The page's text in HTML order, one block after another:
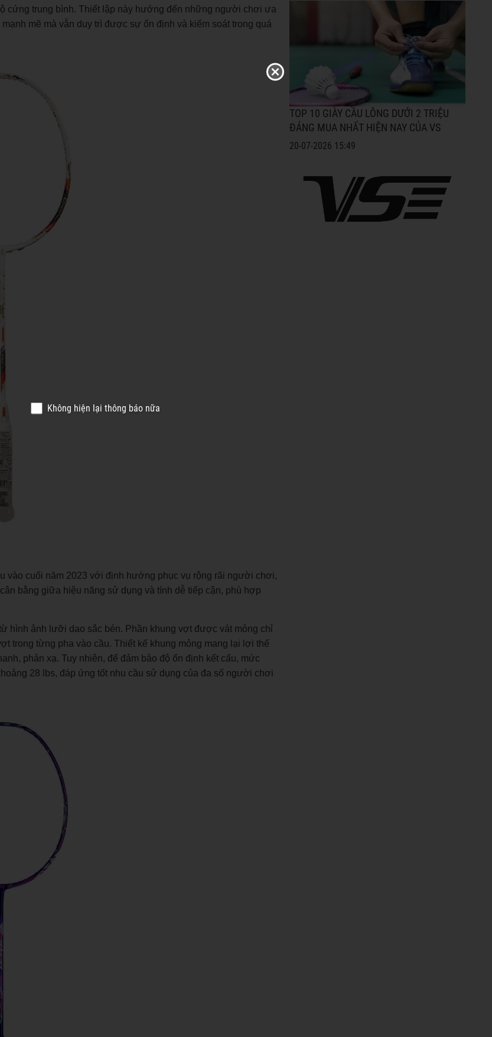
cứng trung bình. Thiết lập này hướng đến những người chơi ưa
mẽ mà vẫn duy trì được sự ổn định và kiểm soát trong quá
cuối năm 2023 với định hướng phục vụ rộng rãi người chơi,
bằng giữa hiệu năng sử dụng và tính dễ tiếp cận, phù hợp
hình ảnh lưỡi dao sắc bén. Phần khung vợt được vát mỏng chỉ
trong từng pha vào cầu. Thiết kế khung mỏng mang lại lợi thế
phản xạ. Tuy nhiên, để đảm bảo độ ổn định kết cấu, mức
28 lbs, đáp ứng tốt nhu cầu sử dụng của đa số người chơi
TOP 10 GIÀY CẦU LÔNG DƯỚI 2 TRIỆU
ĐÁNG MUA NHẤT HIỆN NAY CỦA VS
20-07-2026 15:49